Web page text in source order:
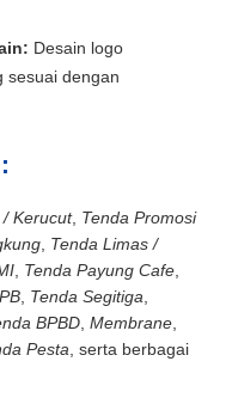
Desain logo
sesuai dengan
Kerucut, Tenda Promosi
Tenda Limas /
Tenda Payung Cafe
Tenda Segitiga
BPBD Membrane
Pesta , serta berbagai